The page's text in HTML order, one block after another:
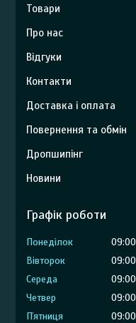
Товари
Про нас
Відгуки
Контакти
Доставка і оплата
Повернення та обмін
Дропшипінг
Новини
Графік роботи
Понеділок 09:00
Вівторок
09:00
Середа
09:00
Четвер
09:00
Пʼятниця
09:00